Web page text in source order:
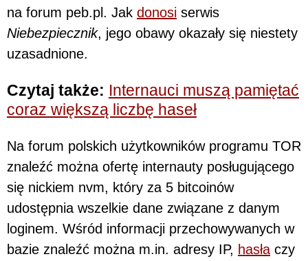
na forum peb.pl. Jak donosi serwis
Niebezpiecznik, jego obawy okazały się niestety
uzasadnione.
Czytaj także: Internauci muszą pamiętać
coraz większą liczbę haseł
Na forum polskich użytkowników programu TOR
znaleźć można ofertę internauty posługującego
się nickiem nvm, który za 5 bitcoinów
udostępnia wszelkie dane związane z danym
loginem. Wśród informacji przechowywanych w
bazie znaleźć można m.in. adresy IP, hasła czy